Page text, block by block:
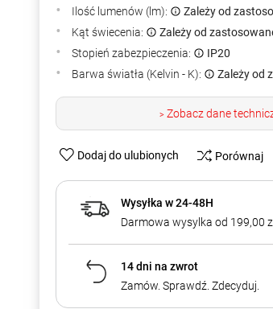
Ilość lumenów (lm):
Zależy od
Kąt świecenia:
Zależy od
Stopień zabezpieczenia:
IP20
Barwa światła (Kelvin - K):
Zależy od
> Zobacz dane
Dodaj do ulubionych Porównaj
Wysyłka w 24-48H
Darmowa wysylka od 199,00
14 dni na zwrot
Zamów. Sprawdź. Zdecyduj.